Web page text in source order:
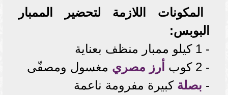
المكونات اللازمة لتحضير الممبار
البوبس:
- 1 كيلو ممبار منظف بعناية
- 2 كوب
أرز مصري مغسول ومصفّى
- بصلة كبيرة مفرومة ناعمة